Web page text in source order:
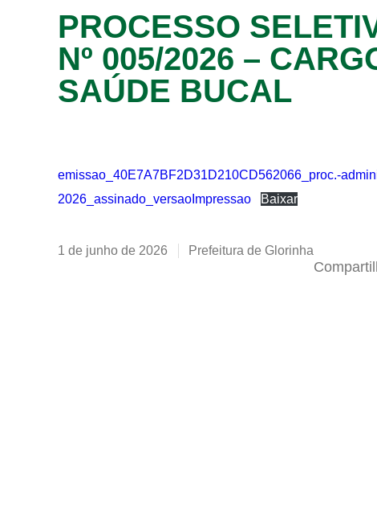
PROCESSO
Nº 005/2026 –
SAÚDE BUCAL
emissao_40E7A7BF2D31D210CD562066_proc.-
2026_assinado_versaoImpressao
Baixar
1 de junho de 2026 Prefeitura de Glorinha